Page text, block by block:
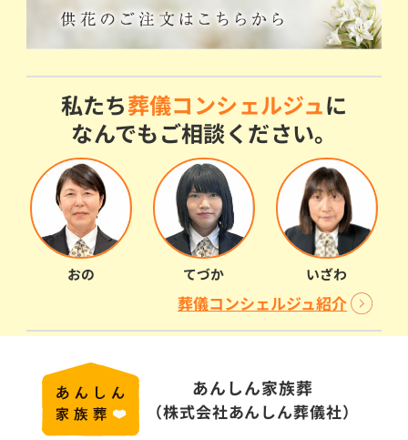
おの てづか いざわ
私たち葬儀コンシェルジュに
なんでもご相談ください。
葬儀コンシェルジュ紹介
あんしん家族葬
（株式会社あんしん葬儀社）